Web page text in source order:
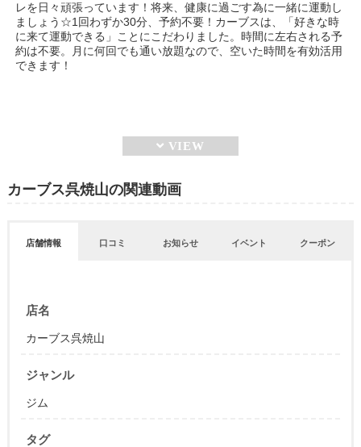
レを日々頑張っています！将来、健康に過ごす為に一緒に運動し
ましょう☆1回わずか30分、予約不要！カーブスは、「好きな時
に来て運動できる」ことにこだわりました。時間に左右される予
約は不要。月に何回でも通い放題なので、空いた時間を有効活用
できます！
カーブス呉焼山の関連動画
店舗情報 口コミ お知らせ イベント クーポン
店名
カーブス呉焼山
ジャンル
ジム
タグ